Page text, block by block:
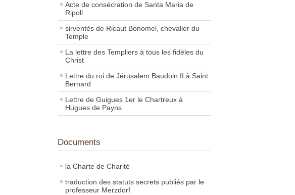
Acte de consécration de Santa Maria de
Ripoll
sirventès de Ricaut Bonomel, chevalier du
Temple
La lettre des Templiers à tous les fidèles du
Christ
Lettre du roi de Jérusalem Baudoin II à Saint
Bernard
Lettre de Guigues 1er le Chartreux à
Hugues de Payns
Documents
la Charte de Charité
traduction des statuts secrets publiés par le
professeur Merzdorf